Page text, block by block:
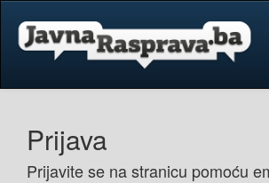
Prijava
Prijavite se na stranicu pomoću